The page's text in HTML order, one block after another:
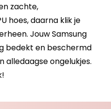
zachte,
hoes, daarna klik je
Jouw Samsung
bedekt en beschermd
alledaagse ongelukjes.